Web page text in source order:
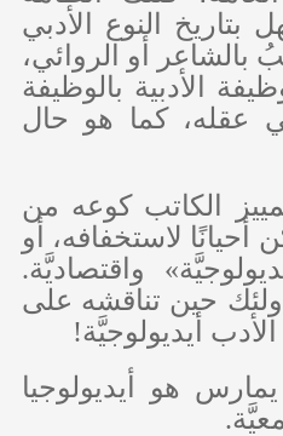
بتاريخ النوع الأدبي
بالشاعر أو الروائي،
الأدبية بالوظيفة
في عقله، كما هو حال
الكاتب كوعه من
أحيانًا لاستخفافه، أو
واقتصاديَّة.
حين تناقشه على
أيديولوجيَّة!
هو أيديولوجيا